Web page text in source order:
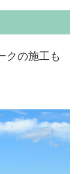
クの施工も